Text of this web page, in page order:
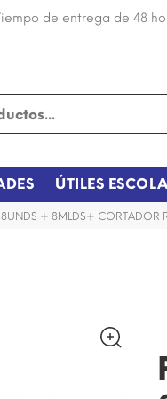
de entrega de 48
ÚTILES
+ 8MLDS+ CORTADOR